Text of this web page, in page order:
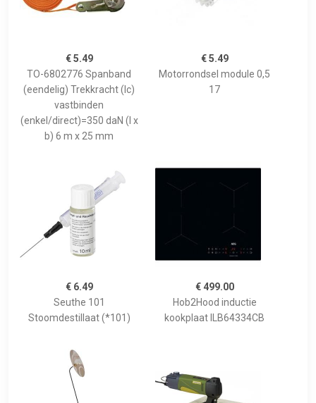
€ 5.49
TO-6802776 Spanband
(eendelig) Trekkracht (lc)
vastbinden
(enkel/direct)=350 daN (l x
b) 6 m x 25 mm
€ 5.49
Motorrondsel module 0,5
17
€ 6.49
Seuthe 101
Stoomdestillaat (*101)
€ 499.00
Hob2Hood inductie
kookplaat ILB64334CB